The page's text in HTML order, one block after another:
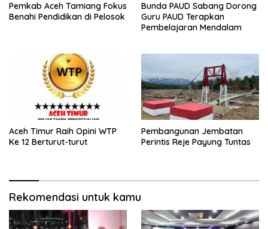
Pemkab Aceh Tamiang Fokus
Benahi Pendidikan di Pelosok
Bunda PAUD Sabang Dorong
Guru PAUD Terapkan
Pembelajaran Mendalam
Aceh Timur Raih Opini WTP
Ke 12 Berturut-turut
Pembangunan Jembatan
Perintis Reje Payung Tuntas
Rekomendasi untuk kamu